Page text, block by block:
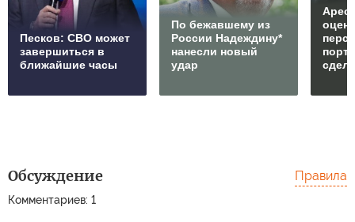
Песков: СВО может
завершиться в
ближайшие часы
По бежавшему из
России Надеждину*
нанесли новый
удар
Обсуждение
Комментариев: 1
Правила